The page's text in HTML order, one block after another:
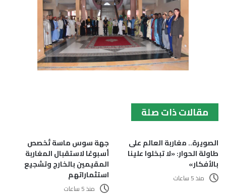
مقالات ذات صلة
الصويرة.. مغاربة العالم على
طاولة الحوار: «لا تبخلوا علينا
بالأفكار»
منذ 5 ساعات
جهة سوس ماسة تُخصص
أسبوعًا لاستقبال المغاربة
المقيمين بالخارج وتشجيع
استثماراتهم
منذ 5 ساعات